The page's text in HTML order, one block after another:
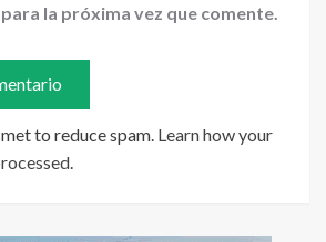
la próxima vez que comente.
to reduce spam. Learn how your